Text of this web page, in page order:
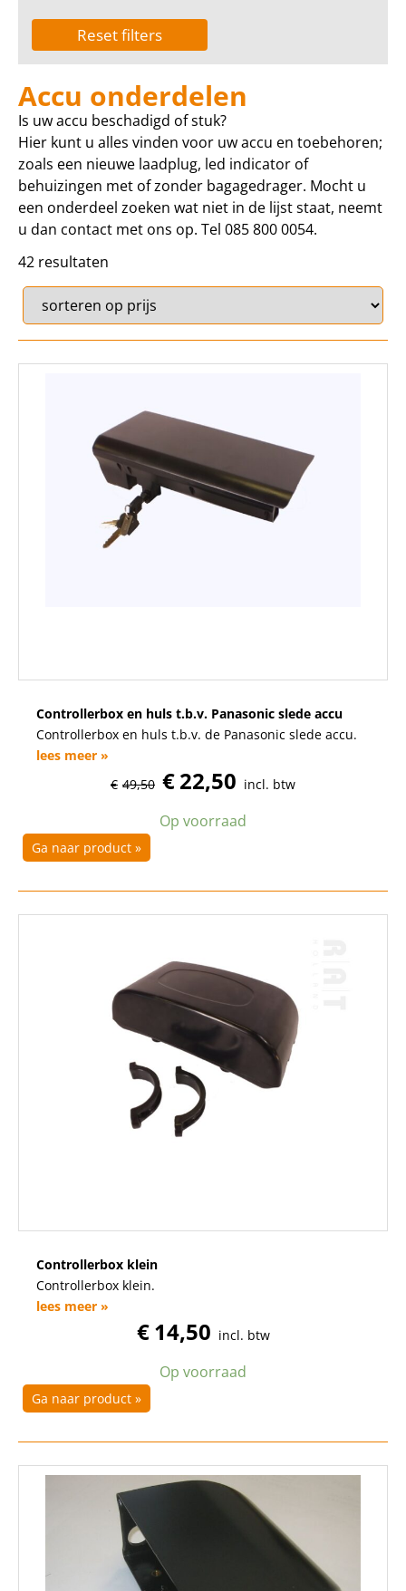
Reset filters
Accu onderdelen
Is uw accu beschadigd of stuk?
Hier kunt u alles vinden voor uw accu en toebehoren;
zoals een nieuwe laadplug, led indicator of
behuizingen met of zonder bagagedrager. Mocht u
een onderdeel zoeken wat niet in de lijst staat, neemt
u dan contact met ons op. Tel 085 800 0054.
42
Sort Products
Controllerbox en huls t.b.v. Panasonic slede accu
Controllerbox en huls t.b.v. de Panasonic slede accu.
lees meer »
€ 49,50 €22,50 incl. btw
Op voorraad
Ga naar product »
Controllerbox klein
Controllerbox klein.
lees meer »
€14,50 incl. btw
Op voorraad
Ga naar product »